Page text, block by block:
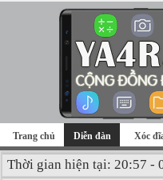
Trang chủ Diễn đàn Xóc
Thời gian hiện tại: 20:57 -